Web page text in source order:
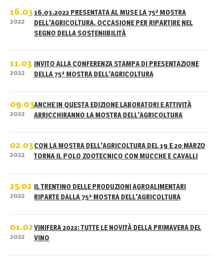
16.03
2022
16.03.2022 PRESENTATA AL MUSE LA 75ª MOSTRA
DELL'AGRICOLTURA. OCCASIONE PER RIPARTIRE NEL
SEGNO DELLA SOSTENIIBILITÀ
11.03
2022
INVITO ALLA CONFERENZA STAMPA DI PRESENTAZIONE
DELLA 75ª MOSTRA DELL'AGRICOLTURA
09.03
2022
ANCHE IN QUESTA EDIZIONE LABORATORI E ATTIVITÀ
ARRICCHIRANNO LA MOSTRA DELL'AGRICOLTURA
02.03
2022
CON LA MOSTRA DELL'AGRICOLTURA DEL 19 E 20 MARZO
TORNA IL POLO ZOOTECNICO CON MUCCHE E CAVALLI
25.02
2022
IL TRENTINO DELLE PRODUZIONI AGROALIMENTARI
RIPARTE DALLA 75ª MOSTRA DELL'AGRICOLTURA
01.02
2022
VINIFERA 2022: TUTTE LE NOVITÀ DELLA PRIMAVERA DEL
VINO